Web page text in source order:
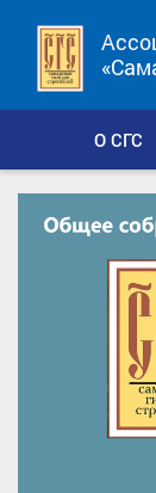
О СГС